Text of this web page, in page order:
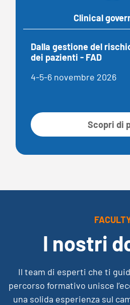
Clinical
Dalla gestione del
dei pazienti - FAD
4-5-6 novembre 2026
Scopri di
I nostri
Il team di esperti che ti
percorso formativo unisce
una solida esperienza sul